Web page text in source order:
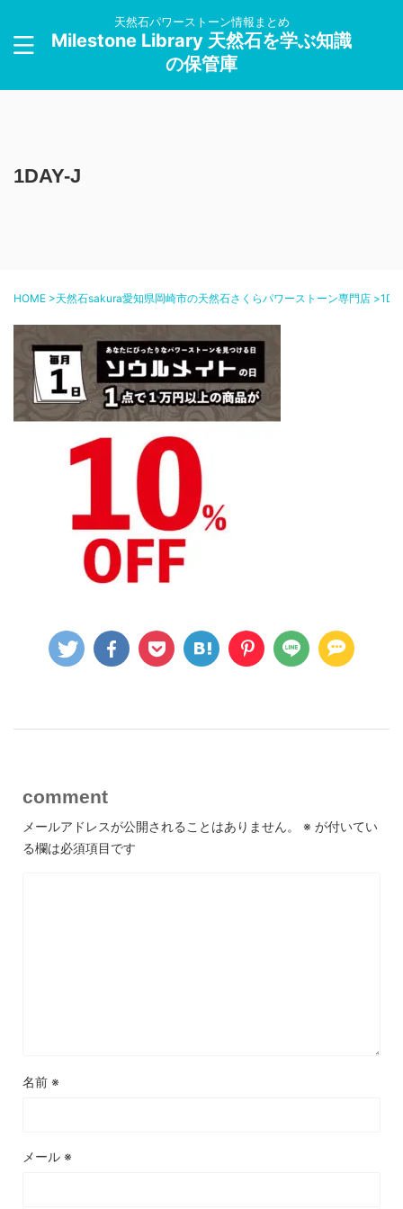
天然石パワーストーン情報まとめ
Milestone Library 天然石を学ぶ知識
の保管庫
1DAY-J
HOME >天然石sakura愛知県岡崎市の天然石さくらパワーストーン専門店 >
comment
メールアドレスが公開されることはありません。 ※ が付いてい
る欄は必須項目です
名前 ※
メール ※